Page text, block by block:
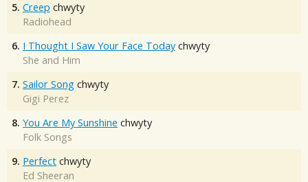
5. Creep chwyty
Radiohead
6. I Thought I Saw Your Face Today chwyty
She and Him
7. Sailor Song chwyty
Gigi Perez
8. You Are My Sunshine chwyty
Folk Songs
9. Perfect chwyty
Ed Sheeran